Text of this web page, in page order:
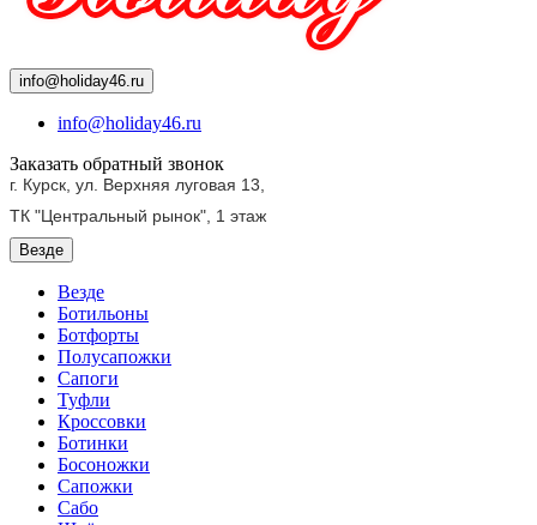
info@holiday46.ru
info@holiday46.ru
Заказать обратный звонок
г. Курск, ул. Верхняя луговая 13,
ТК "Центральный рынок", 1 этаж
Везде
Везде
Ботильоны
Ботфорты
Полусапожки
Сапоги
Туфли
Кроссовки
Ботинки
Босоножки
Сапожки
Сабо